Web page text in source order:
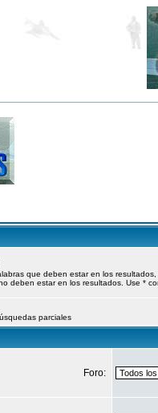
que deben estar en los resultados,
deben estar en los resultados. Use *
parciales
Foro: